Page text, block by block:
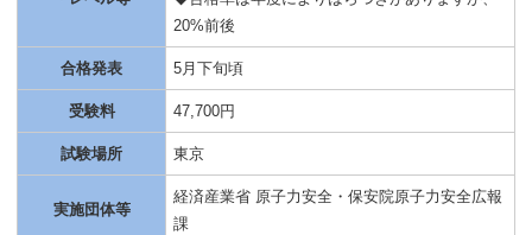
20%前後
合格発表 5月下旬頃
受験料 47,700円
試験場所 東京
実施団体等
経済産業省 原子力安全・保安院原子力安全広報
課